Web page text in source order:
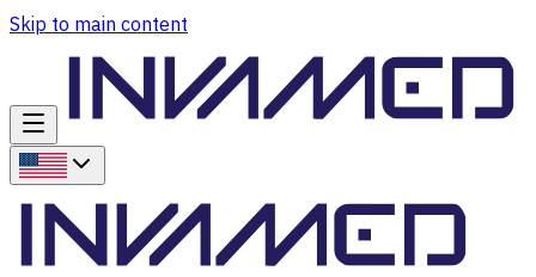
Skip to main content